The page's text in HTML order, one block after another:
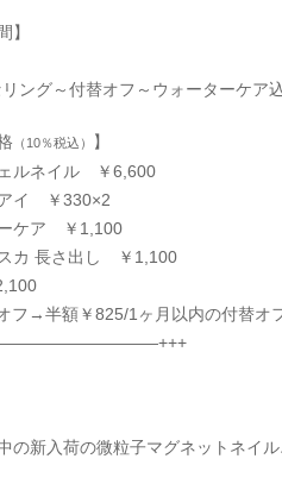
】
ング～付替オフ～ウォーターケア
（10％税込）
】
ルネイル ￥6,600
イ ￥330×2
ケア ￥1,100
カ 長さ出し ￥1,100
フ→半額￥825/1ヶ月以内の付替
の新入荷の微粒子マグネットネイル